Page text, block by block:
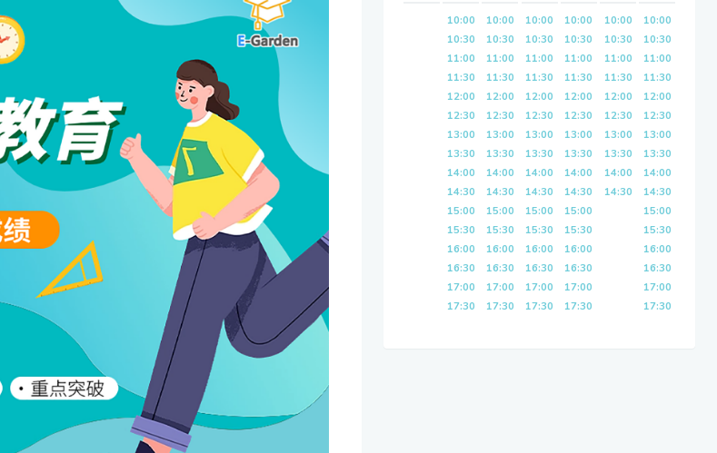
10:00
10:30
11:00
11:30
12:00
12:30
13:00
13:30
14:00
14:30
15:00
15:30
16:00
16:30
17:00
17:30
10:00
10:30
11:00
11:30
12:00
12:30
13:00
13:30
14:00
14:30
15:00
15:30
16:00
16:30
17:00
17:30
10:00
10:30
11:00
11:30
12:00
12:30
13:00
13:30
14:00
14:30
15:00
15:30
16:00
16:30
17:00
17:30
10:00
10:30
11:00
11:30
12:00
12:30
13:00
13:30
14:00
14:30
15:00
15:30
16:00
16:30
17:00
17:30
10:00
10:30
11:00
11:30
12:00
12:30
13:00
13:30
14:00
14:30
10:00
10:30
11:00
11:30
12:00
12:30
13:00
13:30
14:00
14:30
15:00
15:30
16:00
16:30
17:00
17:30